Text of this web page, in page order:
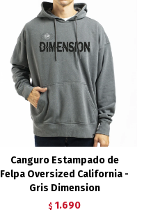
Canguro Estampado de
Felpa Oversized California -
Gris Dimension
$ 1.690